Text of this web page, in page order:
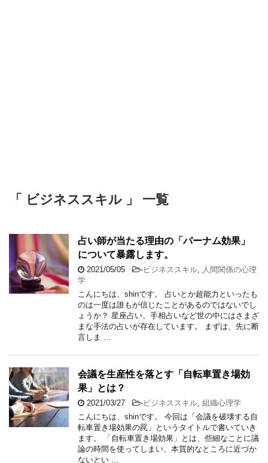
「 ビジネススキル 」 一覧
占い師が当たる理由の「バーナム効果」
について暴露します。
2021/05/05 -ビジネススキル, 人間関係の心理
学
こんにちは、shinです。 占いとか超能力といったも
のは一度は誰もが信じたことがあるのではないでし
ょうか？ 星座占い、手相占いなど世の中にはさまざ
まな手法の占いが存在しています。 まずは、先に断
言しま …
会議を生産性を落とす「自転車置き場効
果」とは？
2021/03/27 -ビジネススキル, 組織心理学
こんにちは、shinです。 今回は「会議を破壊する自
転車置き場効果の罠」というタイトルで書いていき
ます。 「自転車置き場効果」とは、些細なことに議
論の時間を使ってしまい、本質的なところに近づか
ないとい …